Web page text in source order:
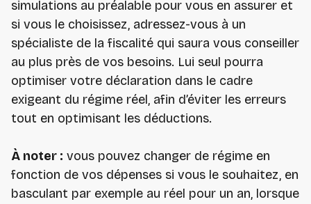
simulations au préalable pour vous en assurer et
si vous le choisissez, adressez-vous à un
spécialiste de la fiscalité qui saura vous conseiller
au plus près de vos besoins. Lui seul pourra
optimiser votre déclaration dans le cadre
exigeant du régime réel, afin d’éviter les erreurs
tout en optimisant les déductions.
À noter : vous pouvez changer de régime en
fonction de vos dépenses si vous le souhaitez, en
basculant par exemple au réel pour un an, lorsque